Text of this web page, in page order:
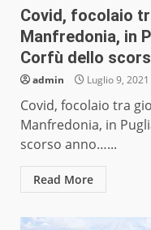
Covid, focolaio
Manfredonia, in
Corfù dello
admin Luglio 9, 2021
Covid, focolaio tra
Manfredonia, in
scorso anno…...
Read More